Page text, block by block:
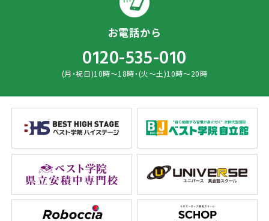
お電話から
0120-535-010
(月・祝日)10時～18時・(火～土)10時～20時